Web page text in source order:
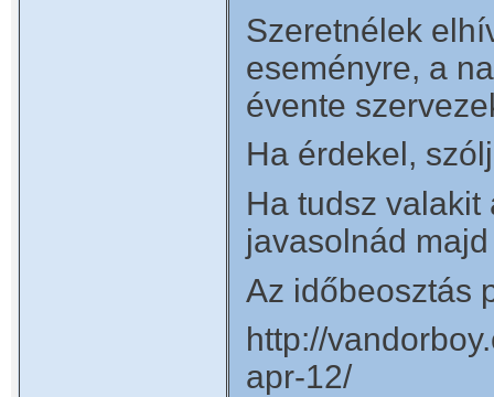
Szeretnélek
eseményre, a
évente
Ha érdekel,
Ha tudsz
javasolnád
Az időbeosztás
http://
apr-12/